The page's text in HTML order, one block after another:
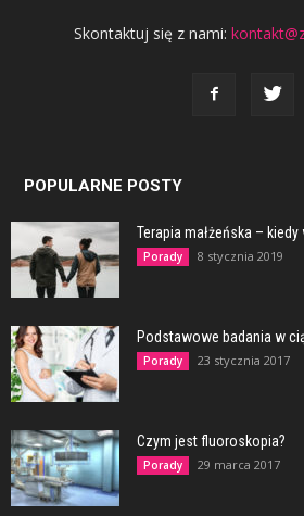
Skontaktuj się z nami:
POPULARNE POSTY
Terapia małżeńska –
Porady 8 stycznia 2019
Podstawowe badania w
Porady 23 stycznia 2017
Czym jest fluoroskopia?
Porady 29 marca 2017